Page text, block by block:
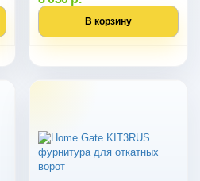
В корзину